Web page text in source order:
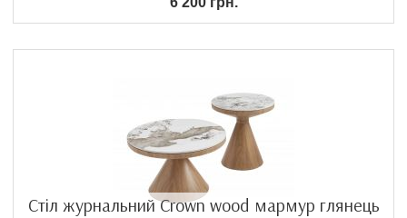
Стіл журнальний Crown wood мармур глянець